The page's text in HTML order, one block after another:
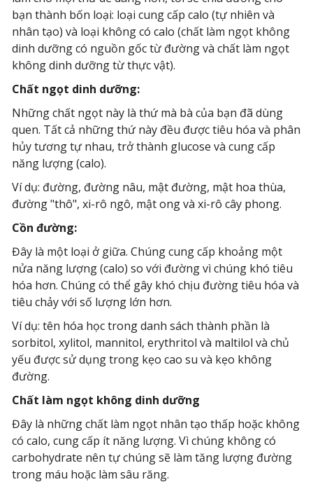
bạn thành bốn loại: loại cung cấp calo (tự nhiên và
nhân tạo) và loại không có calo (chất làm ngọt không
dinh dưỡng có nguồn gốc từ đường và chất làm ngọt
không dinh dưỡng từ thực vật).
Chất ngọt dinh dưỡng:
Những chất ngọt này là thứ mà bà của bạn đã dùng
quen. Tất cả những thứ này đều được tiêu hóa và phân
hủy tương tự nhau, trở thành glucose và cung cấp
năng lượng (calo).
Ví dụ: đường, đường nâu, mật đường, mật hoa thùa,
đường "thô", xi-rô ngô, mật ong và xi-rô cây phong.
Cồn đường:
Đây là một loại ở giữa. Chúng cung cấp khoảng một
nửa năng lượng (calo) so với đường vì chúng khó tiêu
hóa hơn. Chúng có thể gây khó chịu đường tiêu hóa và
tiêu chảy với số lượng lớn hơn.
Ví dụ: tên hóa học trong danh sách thành phần là
sorbitol, xylitol, mannitol, erythritol và maltilol và chủ
yếu được sử dụng trong kẹo cao su và kẹo không
đường.
Chất làm ngọt không dinh dưỡng
Đây là những chất làm ngọt nhân tạo thấp hoặc không
có calo, cung cấp ít năng lượng. Vì chúng không có
carbohydrate nên tự chúng sẽ làm tăng lượng đường
trong máu hoặc làm sâu răng.